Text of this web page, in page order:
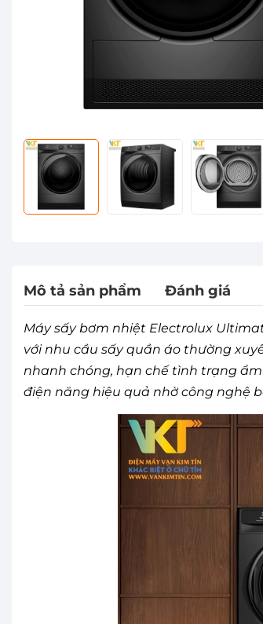
Mô tả sản phẩm Đánh giá
Máy sấy bơm nhiệt Electrolux
với nhu cầu sấy quần áo thường
nhanh chóng, hạn chế tình trạng
điện năng hiệu quả nhờ công nghệ